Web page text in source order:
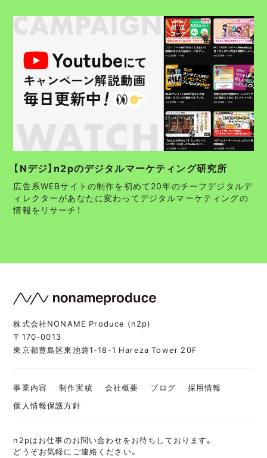
【Nデジ】n2pのデジタルマーケティング研究所
広告系WEBサイトの制作を初めて20年のチーフデジタルデ
ィレクターがあなたに変わってデジタルマーケティングの
情報をリサーチ！
株式会社NONAME Produce (n2p)
〒170-0013
東京都豊島区東池袋1-18-1 Hareza Tower 20F
事業内容 制作実績 会社概要 ブログ
採用情報
個人情報保護方針
n2pはお仕事のお問い合わせをお待ちしております。
どうぞお気軽にご連絡ください。